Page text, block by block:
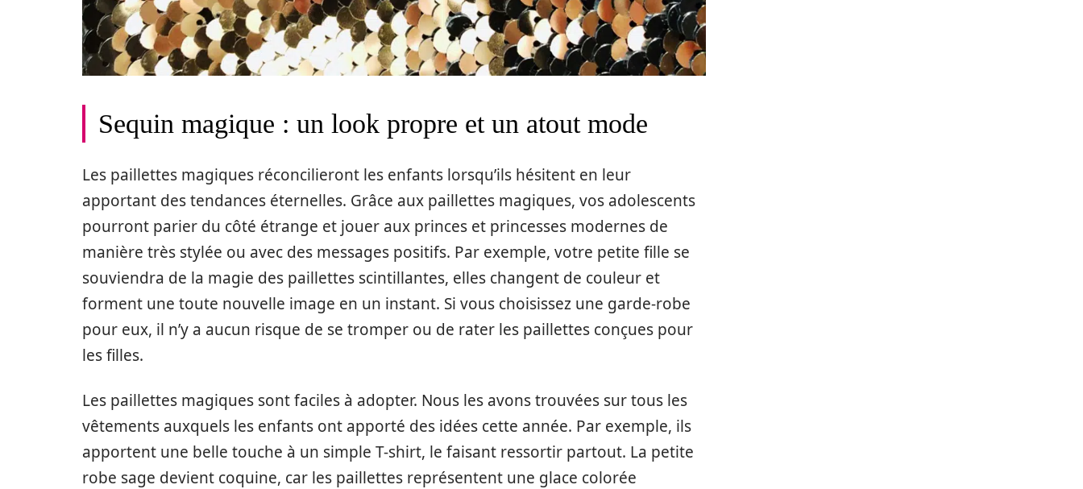
Sequin magique : un look propre et un atout mode
Les paillettes magiques réconcilieront les enfants lorsqu’ils hésitent en leur
apportant des tendances éternelles. Grâce aux paillettes magiques, vos adolescents
pourront parier du côté étrange et jouer aux princes et princesses modernes de
manière très stylée ou avec des messages positifs. Par exemple, votre petite fille se
souviendra de la magie des paillettes scintillantes, elles changent de couleur et
forment une toute nouvelle image en un instant. Si vous choisissez une garde-robe
pour eux, il n’y a aucun risque de se tromper ou de rater les paillettes conçues pour
les filles.
Les paillettes magiques sont faciles à adopter. Nous les avons trouvées sur tous les
vêtements auxquels les enfants ont apporté des idées cette année. Par exemple, ils
apportent une belle touche à un simple T-shirt, le faisant ressortir partout. La petite
robe sage devient coquine, car les paillettes représentent une glace colorée